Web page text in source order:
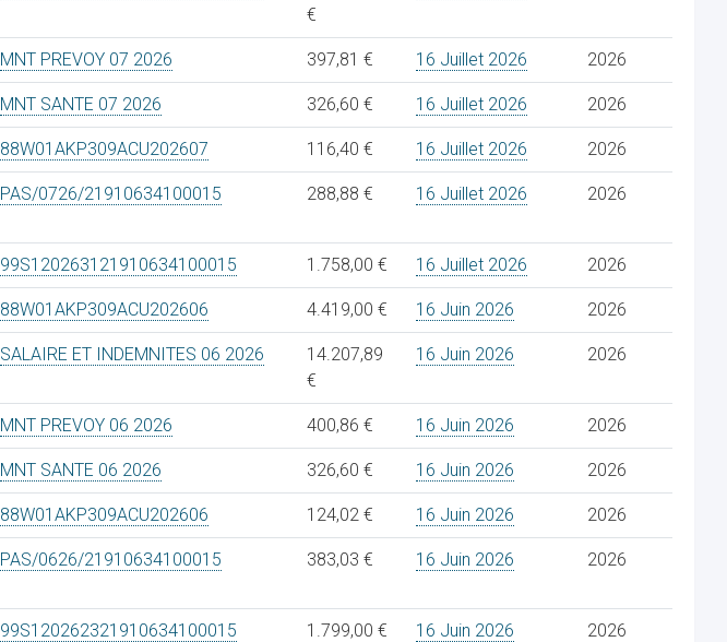
€
MNT PREVOY 07 2026 397,81 € 16 Juillet 2026 2026
MNT SANTE 07 2026 326,60 € 16 Juillet 2026 2026
88W01AKP309ACU202607 116,40 € 16 Juillet 2026 2026
PAS/0726/21910634100015 288,88 € 16 Juillet 2026 2026
99S120263121910634100015 1.758,00 € 16 Juillet 2026 2026
88W01AKP309ACU202606 4.419,00 € 16 Juin 2026 2026
SALAIRE ET INDEMNITES 06 2026
14.207,89
€
16 Juin 2026 2026
MNT PREVOY 06 2026 400,86 € 16 Juin 2026 2026
MNT SANTE 06 2026 326,60 € 16 Juin 2026 2026
88W01AKP309ACU202606 124,02 € 16 Juin 2026 2026
PAS/0626/21910634100015 383,03 € 16 Juin 2026 2026
99S120262321910634100015 1.799,00 € 16 Juin 2026 2026